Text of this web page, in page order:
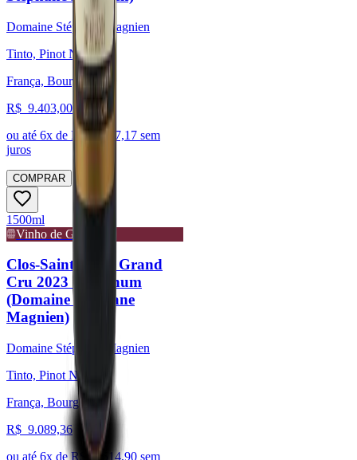
Domaine Stéphane Magnien
Tinto, Pinot Noir
França, Bourgogne
R$ 9.403,00
ou até 6x de R$ 1.567,17 sem
juros
COMPRAR
1500ml
Vinho de Guarda
Clos-Saint-Denis Grand
Cru 2023 - Magnum
(Domaine Stéphane
Magnien)
Domaine Stéphane Magnien
Tinto, Pinot Noir
França, Bourgogne
R$ 9.089,36
ou até 6x de R$ 1.514,90 sem